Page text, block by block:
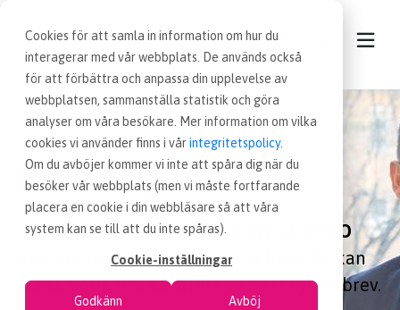
Cookies för att samla in information om hur du
interagerar med vår webbplats. De används också
för att förbättra och anpassa din upplevelse av
webbplatsen, sammanställa statistik och göra
analyser om våra besökare. Mer information om vilka
cookies vi använder finns i vårintegritetspolicy.
Om du avböjer kommer vi inte att spåra dig när du
besöker vår webbplats (men vi måste fortfarande
placera en cookie i din webbläsare så att våra
system kan se till att du inte spåras).
Cookie-inställningar
Godkänn Avböj
KONTAKT
VÅRA TJÄNSTER
LEDIGA INKÖPSJOBB
EFFSO Nyheter
Läs om vad som händerhos oss på EFFSO
och vad som är nytt i inköpsvärlden
. Du kan
också börja prenumerera på vårt nyhetsbrev.